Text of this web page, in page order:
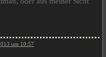
um 10:57